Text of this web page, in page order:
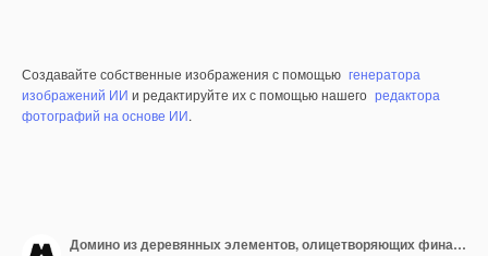
Создавайте собственные изображения с помощью генератора
изображений ИИ и редактируйте их с помощью нашего редактора
фотографий на основе ИИ.
Домино из деревянных элементов, олицетворяющих финансы